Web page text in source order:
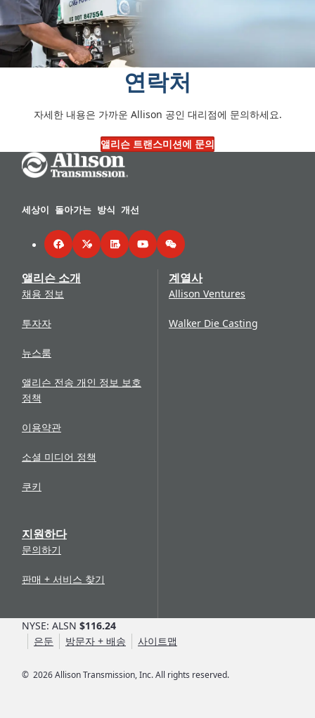
연락처
자세한 내용은 가까운 Allison 공인 대리점에 문의하세요.
앨리슨 트랜스미션에 문의
Go Home
세상이 돌아가는 방식 개선
FacebookTwitterLinkedInYouTubeWeChat
앨리슨 소개
채용 정보
투자자
뉴스룸
앨리슨 전송 개인 정보 보호
정책
이용약관
소셜 미디어 정책
쿠키
지원하다
문의하기
판매 + 서비스 찾기
계열사
Allison Ventures
Walker Die Casting
© 2026Allison Transmission, Inc. All rights reserved.
NYSE: ALSN $116.24
은둔
방문자 + 배송 사이트맵